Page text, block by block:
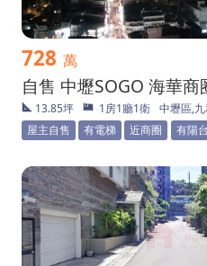
728 萬
自售 中壢SOGO 海華
13.85坪 1房1廳1衛 中壢區,
屋主自售
有電梯 近商圈 有陽台